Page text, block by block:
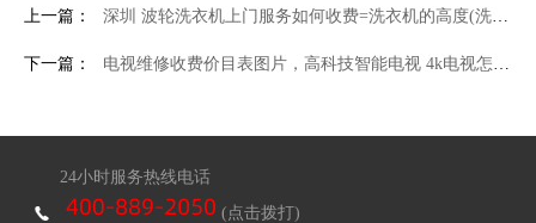
上一篇： 深圳 波轮洗衣机上门服务如何收费=洗衣机的高度(洗衣机的高度用什么单位)
下一篇： 电视维修收费价目表图片，高科技智能电视 4k电视怎么样
24小时服务热线电话
(点击拨打)